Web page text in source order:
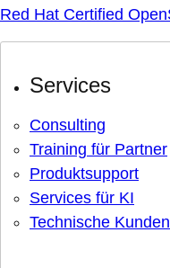
Red Hat Certified
Services
Consulting
Training für Partner
Produktsupport
Services für KI
Technische